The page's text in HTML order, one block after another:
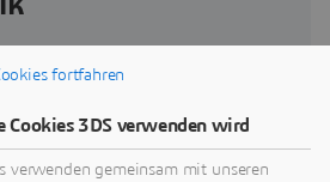
Arbeitsschutz, Sicherheit
fortfahren
Cookies 3DS verwenden wird
verwenden gemeinsam mit unseren